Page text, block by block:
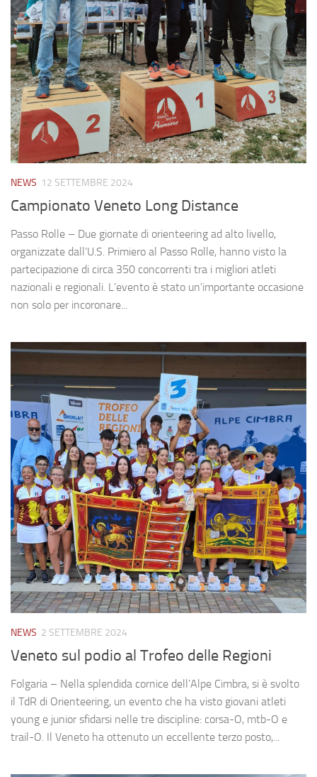
NEWS 12 SETTEMBRE 2024
Campionato Veneto Long Distance
Passo Rolle – Due giornate di orienteering ad alto livello,
organizzate dall’U.S. Primiero al Passo Rolle, hanno visto la
partecipazione di circa 350 concorrenti tra i migliori atleti
nazionali e regionali. L’evento è stato un’importante occasione
non solo per incoronare...
NEWS 2 SETTEMBRE 2024
Veneto sul podio al Trofeo delle Regioni
Folgaria – Nella splendida cornice dell’Alpe Cimbra, si è svolto
il TdR di Orienteering, un evento che ha visto giovani atleti
young e junior sfidarsi nelle tre discipline: corsa-O, mtb-O e
trail-O. Il Veneto ha ottenuto un eccellente terzo posto,...